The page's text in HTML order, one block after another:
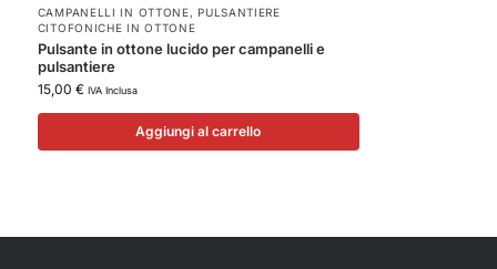
CAMPANELLI IN OTTONE, PULSANTIERE
CITOFONICHE IN OTTONE
Pulsante in ottone lucido per campanelli e
pulsantiere
15,00 € IVA Inclusa
Aggiungi al carrello